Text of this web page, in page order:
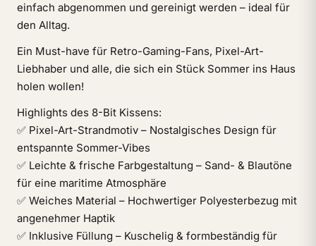
einfach abgenommen und gereinigt werden – ideal für
den Alltag.
Ein Must-have für Retro-Gaming-Fans, Pixel-Art-
Liebhaber und alle, die sich ein Stück Sommer ins Haus
holen wollen!
Highlights des 8-Bit Kissens:
✅ Pixel-Art-Strandmotiv – Nostalgisches Design für
entspannte Sommer-Vibes
✅ Leichte & frische Farbgestaltung – Sand- & Blautöne
für eine maritime Atmosphäre
✅ Weiches Material – Hochwertiger Polyesterbezug mit
angenehmer Haptik
✅ Inklusive Füllung – Kuschelig & formbeständig für